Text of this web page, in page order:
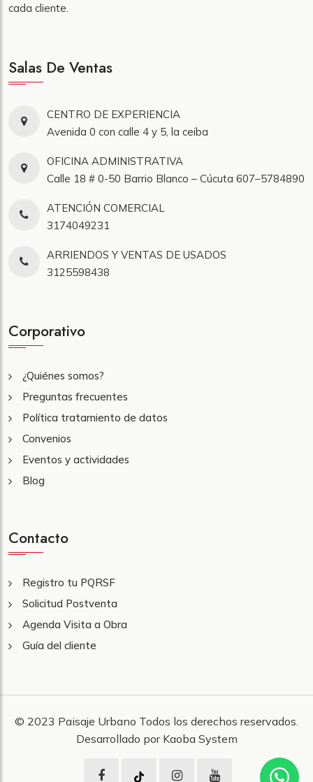
cada cliente.
Salas De Ventas
CENTRO DE EXPERIENCIA
Avenida 0 con calle 4 y 5, la ceiba
OFICINA ADMINISTRATIVA
Calle 18 # 0-50 Barrio Blanco – Cúcuta 607–5784890
ATENCIÓN COMERCIAL
3174049231
ARRIENDOS Y VENTAS DE USADOS
3125598438
Corporativo
¿Quiénes somos?
Preguntas frecuentes
Política tratamiento de datos
Convenios
Eventos y actividades
Blog
Contacto
Registro tu PQRSF
Solicitud Postventa
Agenda Visita a Obra
Guía del cliente
© 2023 Paisaje Urbano Todos los derechos reservados.
Desarrollado por Kaoba System